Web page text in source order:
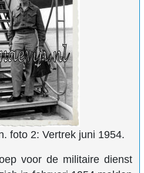
foto 2: Vertrek juni 1954.
voor de militaire dienst